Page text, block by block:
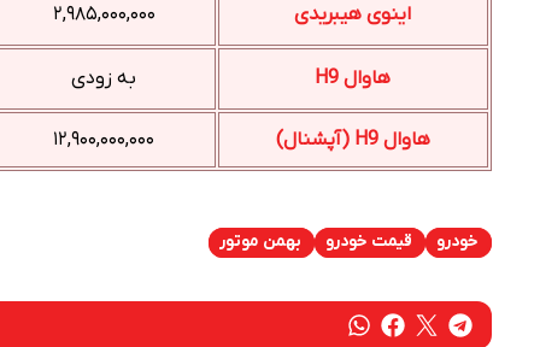
اینوی هیبریدی ۲,۹۸۵,۰۰۰,۰۰۰
هاوال H9 به زودی
هاوال H9 (آپشنال) ۱۲,۹۰۰,۰۰۰,۰۰۰
خودرو قیمت خودرو بهمن موتور